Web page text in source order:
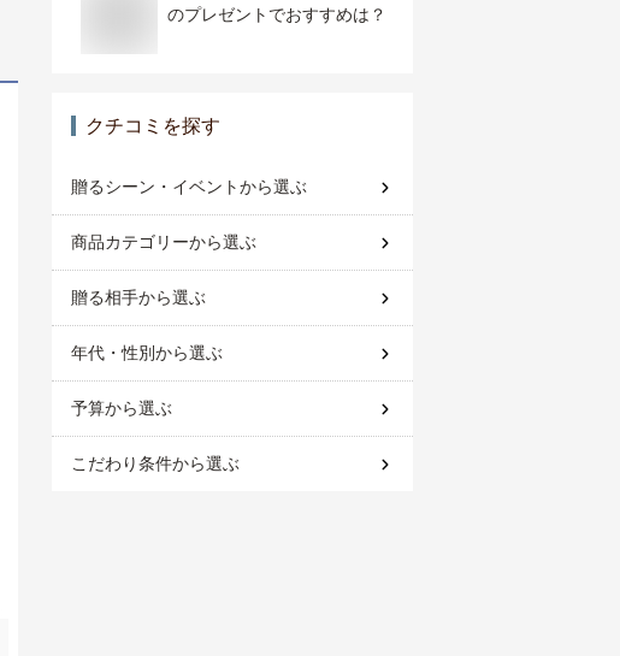
のプレゼントでおすすめは？
クチコミを探す
贈るシーン・イベントから選ぶ
商品カテゴリーから選ぶ
贈る相手から選ぶ
年代・性別から選ぶ
予算から選ぶ
こだわり条件から選ぶ